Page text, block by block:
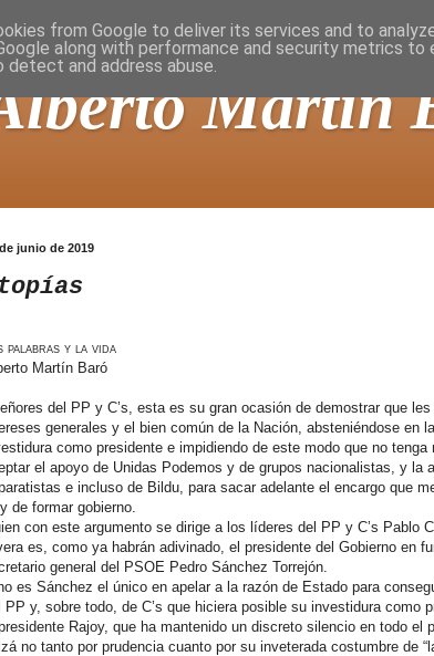
Martín
junio de 2019
palabras y la vida
Martín Baró
del PP y C’s, esta es su gran ocasión de demostrar que
generales y el bien común de la Nación, absteniéndose en
como presidente e impidiendo de este modo que no tenga
el apoyo de Unidas Podemos y de grupos nacionalistas, y la
e incluso de Bildu, para sacar adelante el encargo que
de formar gobierno.
con este argumento se dirige a los líderes del PP y C’s Pablo
es, como ya habrán adivinado, el presidente del Gobierno en
general del PSOE Pedro Sánchez Torrejón.
es Sánchez el único en apelar a la razón de Estado para
PP y, sobre todo, de C’s que hiciera posible su investidura como
Rajoy, que ha mantenido un discreto silencio en todo el
no tanto por prudencia cuanto por su inveterada costumbre de
from Google to deliver its services and to
along with performance and security metrics to
and address abuse.